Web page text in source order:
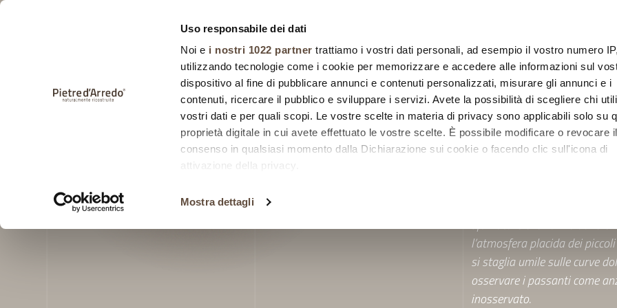
Uso responsabile dei dati
Noi e i nostri 1022 partner trattiamo i vostri dati personali, ad esempio il vostro numero
utilizzando tecnologie come i cookie per memorizzare e accedere alle informazioni sul
dispositivo al fine di pubblicare annunci e contenuti personalizzati, misurare gli annunci e i
contenuti, ricercare il pubblico e sviluppare i servizi. Avete la possibilità di scegliere chi
vostri dati e per quali scopi. Le vostre scelte in materia di privacy sono applicabili solo su
proprietà digitale in cui avete effettuato le vostre scelte. È possibile modificare o revocare
consenso in qualsiasi momento dalla Dichiarazione sui cookie o facendo clic sull'icona di
attivazione della privacy.
Con il tuo consenso, vorremmo anche:
Identificare il tuo dispositivo, scansionandolo attivamente alla ricerca di
Approfondisci come vengono elaborati i tuoi dati personali e imposta le tue preferenze
. Puoi modificare o ritirare il tuo consenso in qualsiasi momento dalla
Mostra dettagli
BELMONTE
Belmonte
sfumature che vanno dal
l’atmosfera placida dei
si staglia umile sulle curve
osservare i passanti come
inosservato.